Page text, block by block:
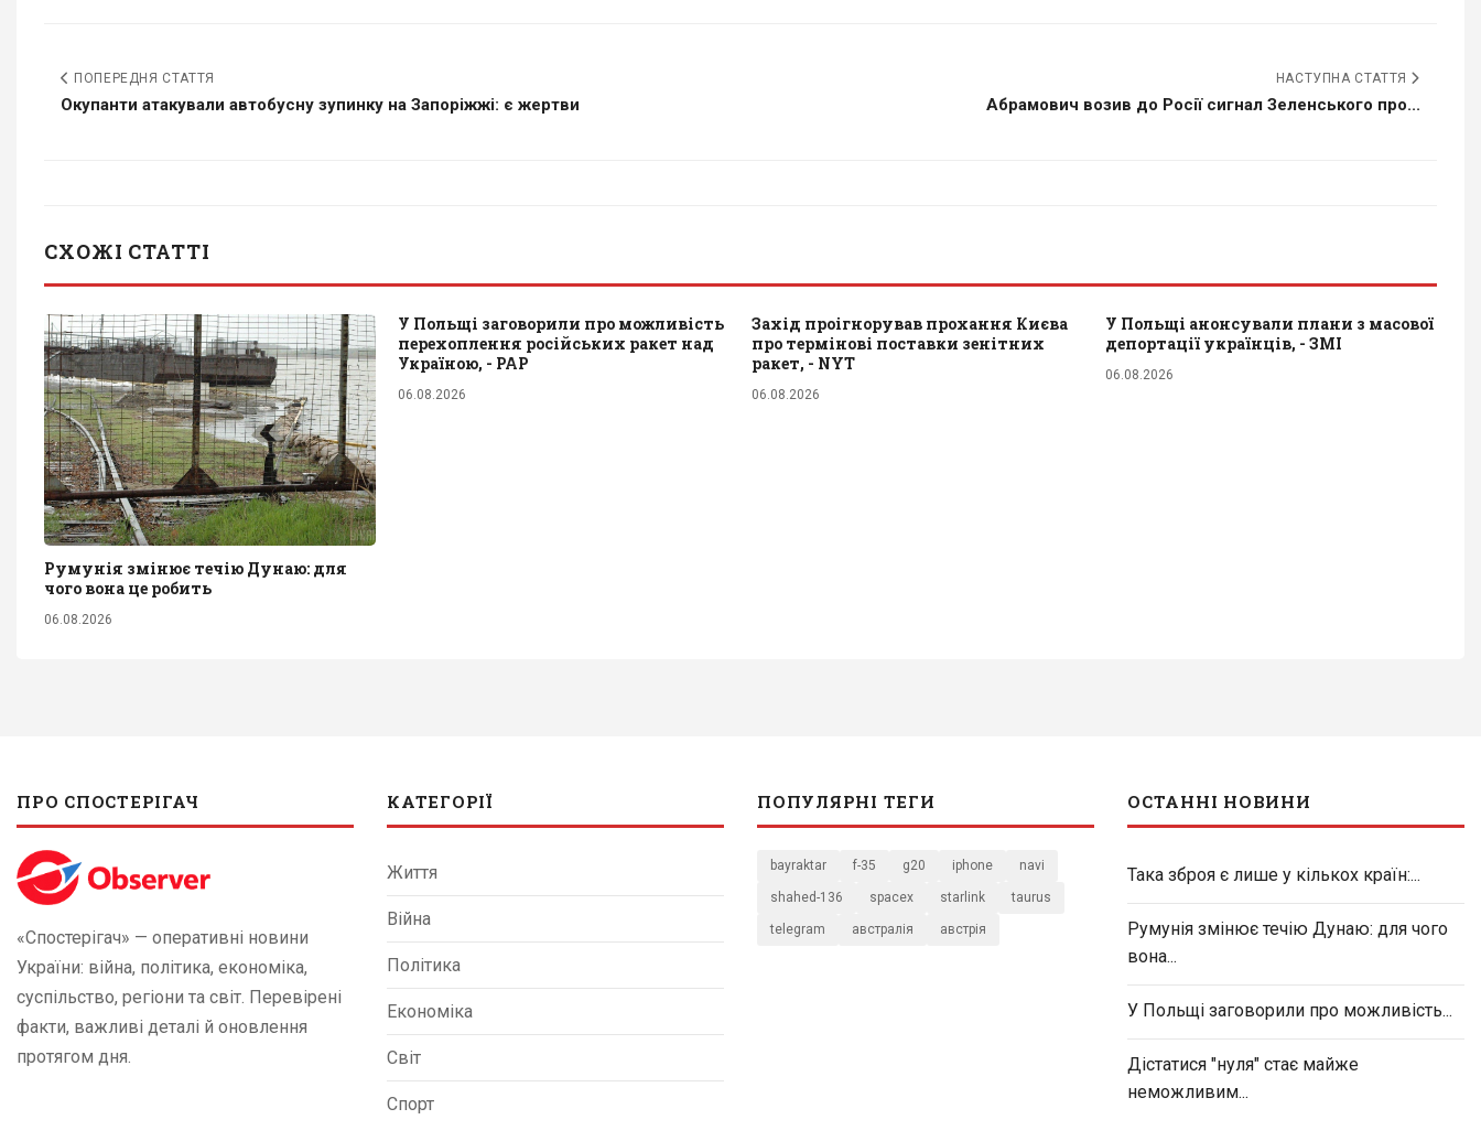
ПОПЕРЕДНЯ СТАТТЯ
Окупанти атакували автобусну зупинку на Запоріжжі: є жертви
НАСТУПНА СТАТТЯ
Абрамович возив до Росії сигнал Зеленського про...
СХОЖІ СТАТТІ
Румунія змінює течію Дунаю: для
чого вона це робить
06.08.2026
У Польщі заговорили про можливість
перехоплення російських ракет над
Україною, - PAP
06.08.2026
Захід проігнорував прохання Києва
про термінові поставки зенітних
ракет, - NYT
06.08.2026
У Польщі анонсували плани з масової
депортації українців, - ЗМІ
06.08.2026
ПРО СПОСТЕРІГАЧ
«Спостерігач» — оперативні новини
України: війна, політика, економіка,
суспільство, регіони та світ. Перевірені
факти, важливі деталі й оновлення
протягом дня.
КАТЕГОРІЇ
Життя
Війна
Політика
Економіка
Світ
Спорт
ПОПУЛЯРНІ ТЕГИ
bayraktar f-35 g20 iphone navi
shahed-136 spacex starlink taurus
telegram австралія австрія
ОСТАННІ НОВИНИ
Така зброя є лише у кількох країн:...
Румунія змінює течію Дунаю: для чого
вона...
У Польщі заговорили про можливість...
Дістатися "нуля" стає майже
неможливим...